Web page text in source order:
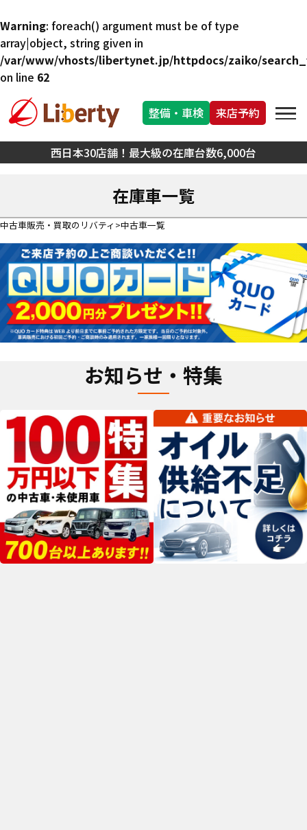
Warning: foreach() argument must be of type
array|object, string given in
/var/www/vhosts/libertynet.jp/httpdocs/zaiko/
on line 62
西日本30店舗！最大級の在庫台数6,000台
整備・車検 来店予約
在庫車一覧
中古車販売・買取のリバティ 中古車一覧
お知らせ・特集